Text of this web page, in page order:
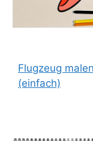
Flugzeug malen
(einfach)